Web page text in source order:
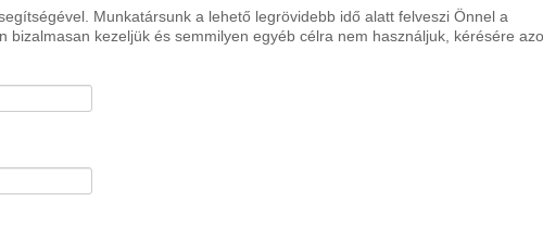
Munkatársunk a lehető legrövidebb idő alatt felveszi Önnel a
bizalmasan kezeljük és semmilyen egyéb célra nem használjuk, kérésére